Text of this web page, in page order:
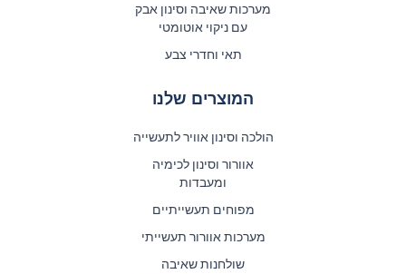
מערכות שאיבה וסינון אבק
עם ניקוי אוטומטי
תאי וחדרי צבע
המוצרים שלנו
הולכה וסינון אוויר לתעשייה
אוורור וסינון לכימיה
ומעבדות
מפוחים תעשייתיים
מערכות אוורור תעשייתי
שולחנות שאיבה